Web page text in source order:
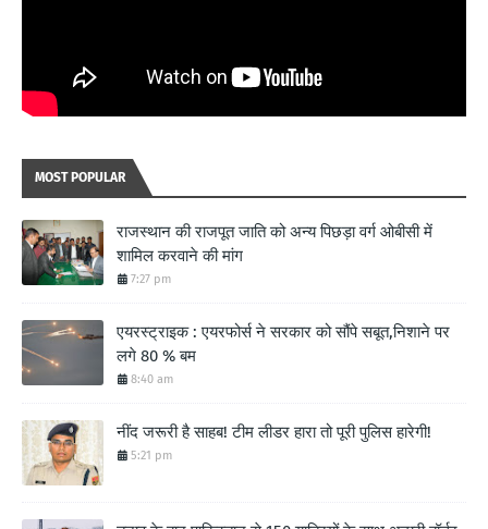
MOST POPULAR
राजस्थान की राजपूत जाति को अन्य पिछड़ा वर्ग ओबीसी में
शामिल करवाने की मांग
7:27 pm
एयरस्ट्राइक : एयरफोर्स ने सरकार को सौंपे सबूत,निशाने पर
लगे 80 % बम
8:40 am
नींद जरूरी है साहब! टीम लीडर हारा तो पूरी पुलिस हारेगी!
5:21 pm